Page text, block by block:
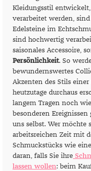
Kleidungsstil
verarbeitet werden,
Edelsteine im
sind hochwertig
saisonales Accessoire,
Persönlichkeit. So
bewundernswertes
Akzenten des Stils einer
heutzutage durchaus
langem Tragen noch
besonderen
uns selbst. Wer möchte
arbeitsreichen Zeit mit
Schmuckstücks wie
daran, falls Sie ihre
lassen wollen: beim